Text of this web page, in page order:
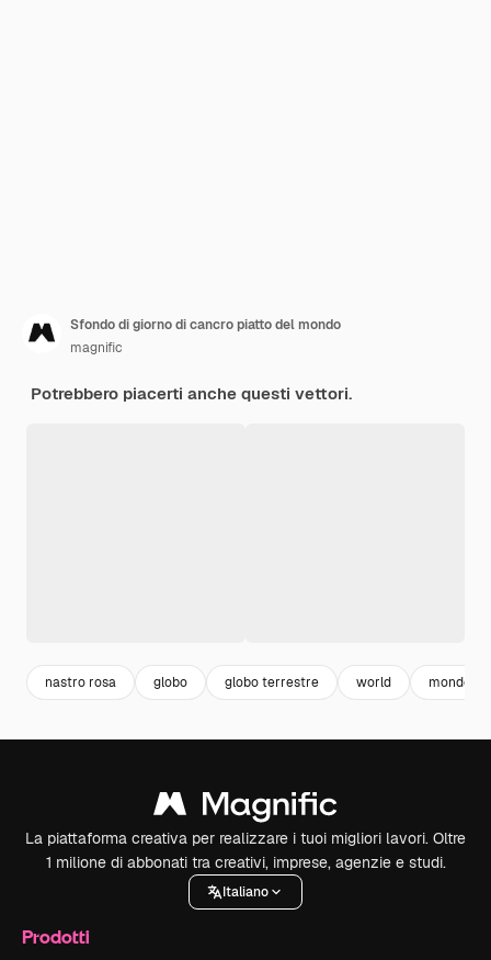
Sfondo di giorno di cancro piatto del mondo
magnific
Potrebbero piacerti anche questi vettori.
nastro rosa globo globo terrestre world mondo
La piattaforma creativa per realizzare i tuoi migliori lavori. Oltre
1 milione di abbonati tra creativi, imprese, agenzie e studi.
Italiano
Prodotti